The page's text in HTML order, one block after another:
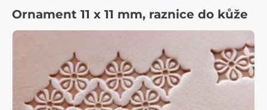
Ornament 11 x 11 mm, raznice do kůže